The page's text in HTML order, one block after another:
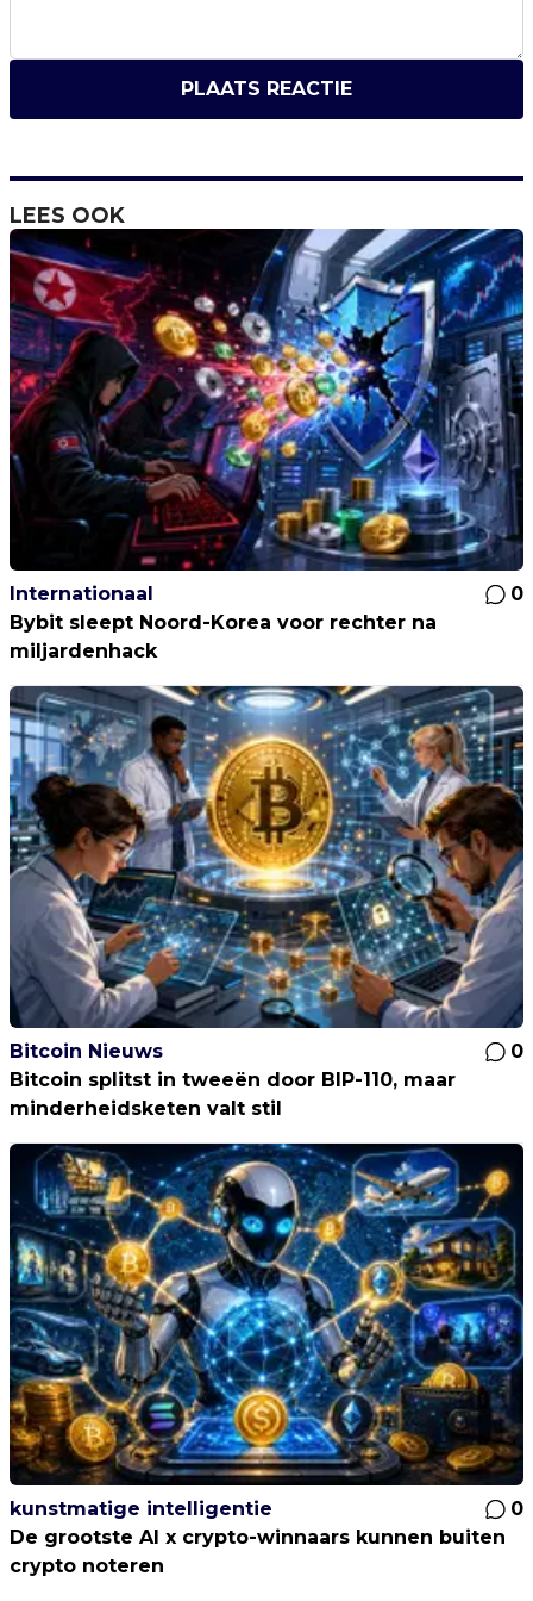
PLAATS REACTIE
LEES OOK
Internationaal
0
Bybit sleept Noord-Korea voor rechter na
miljardenhack
Bitcoin Nieuws
0
Bitcoin splitst in tweeën door BIP-110, maar
minderheidsketen valt stil
kunstmatige intelligentie
0
De grootste AI x crypto-winnaars kunnen buiten
crypto noteren